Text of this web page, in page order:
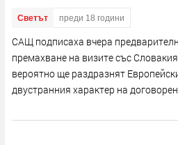
Светът преди 18 години
САЩ подписаха вчера
премахване на визите със
вероятно ще раздразнят
двустранния характер на